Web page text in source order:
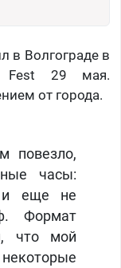
в Волгограде в
Fest 29 мая.
от города.
повезло,
часы:
и еще не
Формат
что мой